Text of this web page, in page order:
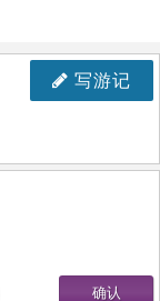
写游记